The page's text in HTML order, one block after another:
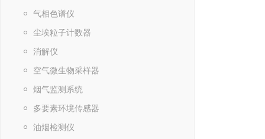
气相色谱仪
尘埃粒子计数器
消解仪
空气微生物采样器
烟气监测系统
多要素环境传感器
油烟检测仪